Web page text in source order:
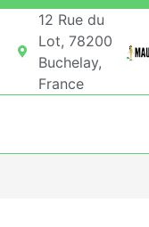
12 Rue du
Lot, 78200
Buchelay,
France